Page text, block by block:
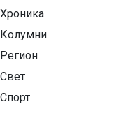
Хроника
Колумни
Регион
Свет
Спорт